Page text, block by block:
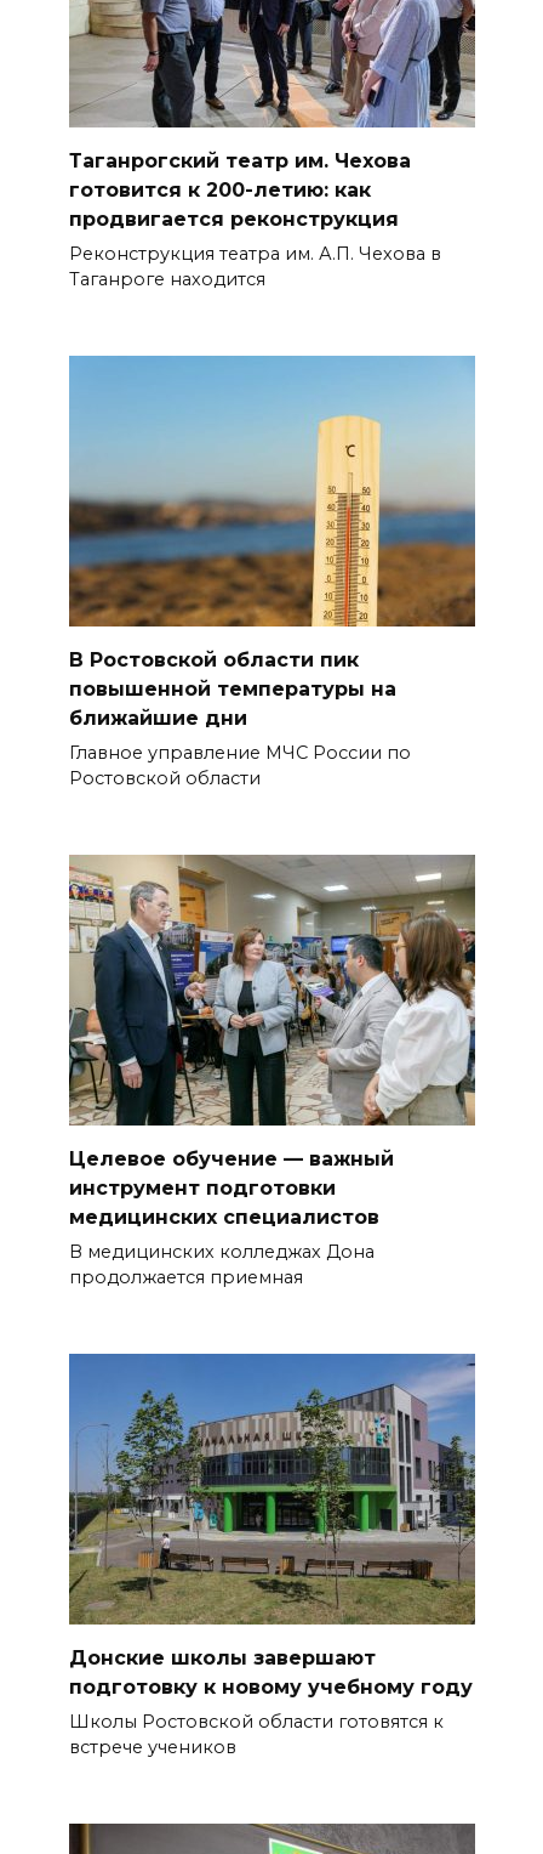
Таганрогский театр им. Чехова
готовится к 200-летию: как
продвигается реконструкция
Реконструкция театра им. А.П. Чехова в
Таганроге находится
В Ростовской области пик
повышенной температуры на
ближайшие дни
Главное управление МЧС России по
Ростовской области
Целевое обучение — важный
инструмент подготовки
медицинских специалистов
В медицинских колледжах Дона
продолжается приемная
Донские школы завершают
подготовку к новому учебному году
Школы Ростовской области готовятся к
встрече учеников